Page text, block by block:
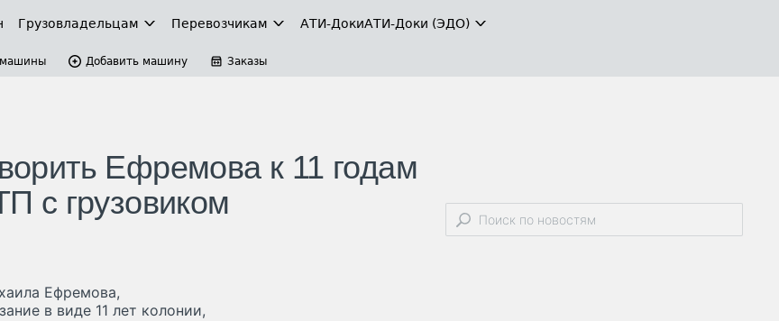
Грузовладельцам Перевозчикам АТИ-ДокиАТИ-Доки (ЭДО)
Добавить машину Заказы
Ефремова к 11 годам
с грузовиком
Ефремова,
в виде 11 лет колонии,